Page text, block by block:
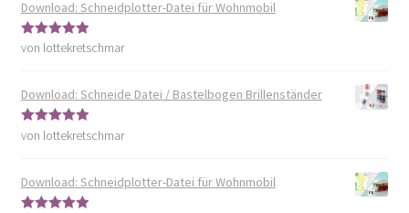
Download: Schneidplotter-Datei für Wohnmobil
Bewertet mit
von lottekretschmar
Download: Schneide Datei / Bastelbogen Brillenständer
Bewertet mit
von lottekretschmar
Download: Schneidplotter-Datei für Wohnmobil